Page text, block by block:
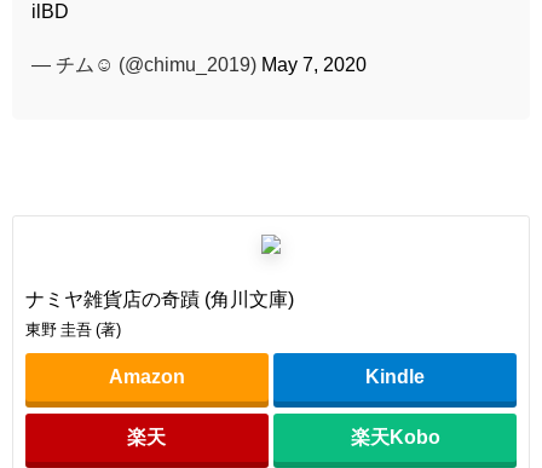
ilBD
— チム☺︎︎︎︎ (@chimu_2019) May 7, 2020
ナミヤ雑貨店の奇蹟 (角川文庫)
東野 圭吾 (著)
Amazon Kindle
楽天 楽天Kobo